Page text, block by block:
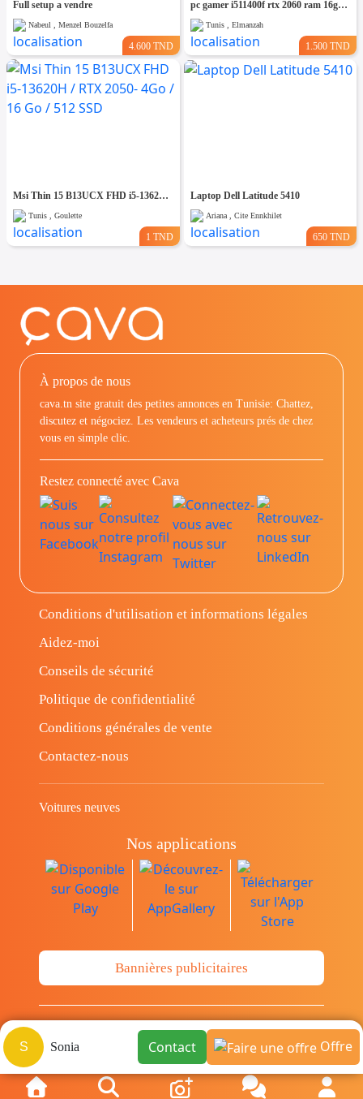
Full setup a vendre
Nabeul , Menzel Bouzelfa
4.600 TND
pc gamer i511400f rtx 2060 ram 16gb ddr4 ssd nvme 1tb msi spantium M371 boitier msi gungnir 110r PSU xigmatek 500w 80 plus
Tunis , Elmanzah
1.500 TND
Msi Thin 15 B13UCX FHD i5-13620H / RTX 2050- 4Go / 16 Go / 512 SSD
Tunis , Goulette
1 TND
Laptop Dell Latitude 5410
Ariana , Cite Ennkhilet
650 TND
S Sonia Contact Offre
À propos de nous
cava.tn site gratuit des petites annonces en Tunisie: Chattez,
discutez et négociez. Les vendeurs et acheteurs prés de chez
vous en simple clic.
Restez connecté avec Cava
Conditions d'utilisation et informations légales
Aidez-moi
Conseils de sécurité
Politique de confidentialité
Conditions générales de vente
Contactez-nous
Voitures neuves
Nos applications
Bannières publicitaires
© Copyright 2014-2026 Cava.tn Limited Tous
les droits sont réservés.